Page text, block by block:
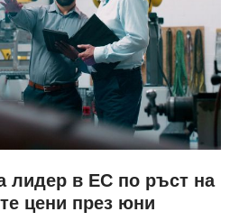
лидер в ЕС по ръст на
цени през юни